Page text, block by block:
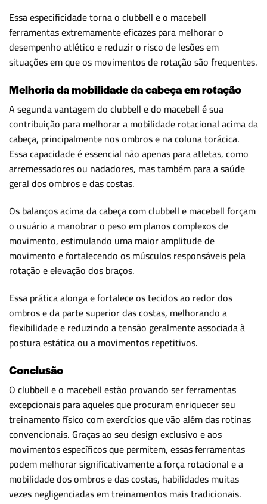
Essa especificidade torna o clubbell e o macebell
ferramentas extremamente eficazes para melhorar o
desempenho atlético e reduzir o risco de lesões em
situações em que os movimentos de rotação são frequentes.
Melhoria da mobilidade da cabeça em rotação
A segunda vantagem do clubbell e do macebell é sua
contribuição para melhorar a mobilidade rotacional acima da
cabeça, principalmente nos ombros e na coluna torácica.
Essa capacidade é essencial não apenas para atletas, como
arremessadores ou nadadores, mas também para a saúde
geral dos ombros e das costas.
Os balanços acima da cabeça com clubbell e macebell forçam
o usuário a manobrar o peso em planos complexos de
movimento, estimulando uma maior amplitude de
movimento e fortalecendo os músculos responsáveis pela
rotação e elevação dos braços.
Essa prática alonga e fortalece os tecidos ao redor dos
ombros e da parte superior das costas, melhorando a
flexibilidade e reduzindo a tensão geralmente associada à
postura estática ou a movimentos repetitivos.
Conclusão
O clubbell e o macebell estão provando ser ferramentas
excepcionais para aqueles que procuram enriquecer seu
treinamento físico com exercícios que vão além das rotinas
convencionais. Graças ao seu design exclusivo e aos
movimentos específicos que permitem, essas ferramentas
podem melhorar significativamente a força rotacional e a
mobilidade dos ombros e das costas, habilidades muitas
vezes negligenciadas em treinamentos mais tradicionais.